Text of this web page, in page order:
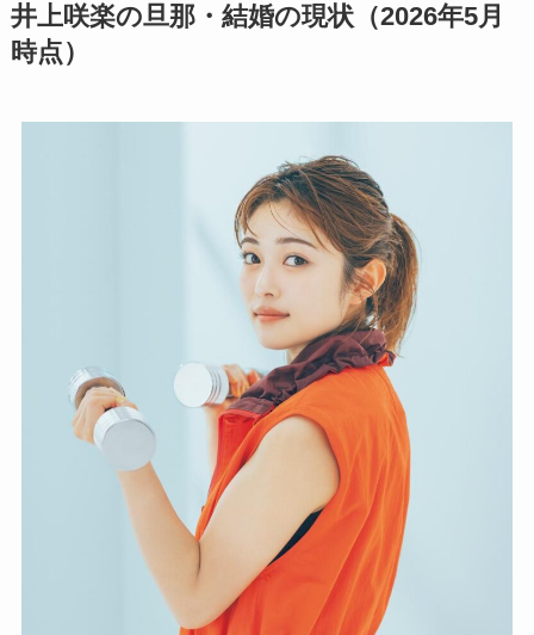
井上咲楽の旦那・結婚の現状（2026年5月
時点）